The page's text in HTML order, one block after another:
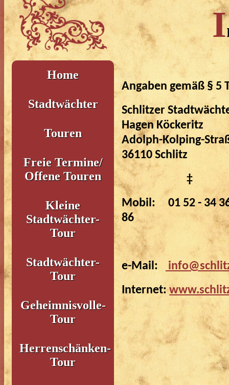
Home
Stadtwächter
Touren
Freie Termine/
Offene Touren
Kleine
Stadtwächter-
Tour
Stadtwächter-
Tour
Geheimnisvolle-
Tour
Herrenschänken-
Tour
I
Angaben gemäß § 5
Schlitzer
Hagen Köckeritz
Adolph-Kolping-
36110 Schlitz
‡
Mobil: 01 52 - 34
86
e-Mail:
Internet: